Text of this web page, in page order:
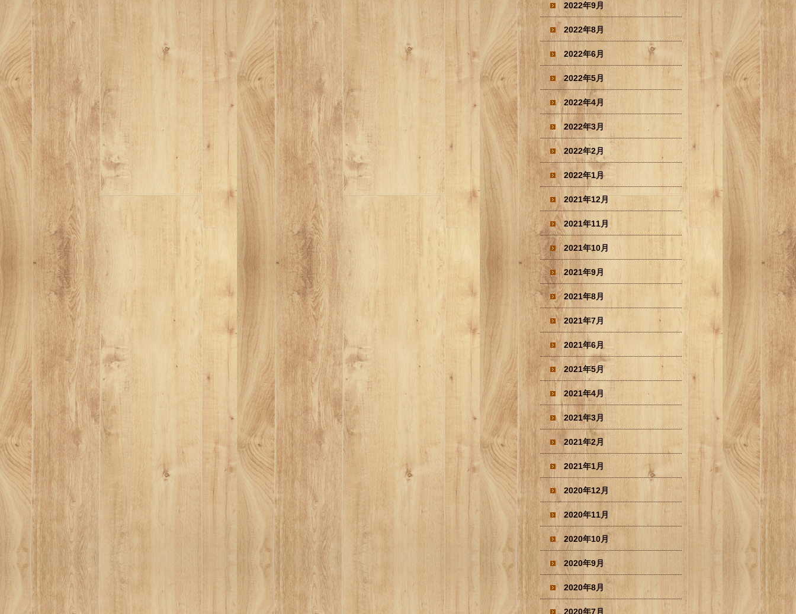
2022年9月
2022年8月
2022年6月
2022年5月
2022年4月
2022年3月
2022年2月
2022年1月
2021年12月
2021年11月
2021年10月
2021年9月
2021年8月
2021年7月
2021年6月
2021年5月
2021年4月
2021年3月
2021年2月
2021年1月
2020年12月
2020年11月
2020年10月
2020年9月
2020年8月
2020年7月